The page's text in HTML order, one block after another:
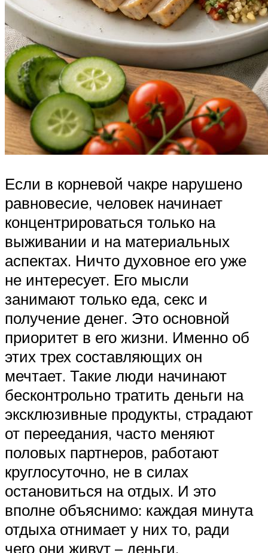
Если в корневой чакре нарушено
равновесие, человек начинает
концентрироваться только на
выживании и на материальных
аспектах. Ничто духовное его уже
не интересует. Его мысли
занимают только еда, секс и
получение денег. Это основной
приоритет в его жизни. Именно об
этих трех составляющих он
мечтает. Такие люди начинают
бесконтрольно тратить деньги на
эксклюзивные продукты, страдают
от переедания, часто меняют
половых партнеров, работают
круглосуточно, не в силах
остановиться на отдых. И это
вполне объяснимо: каждая минута
отдыха отнимает у них то, ради
чего они живут – деньги.